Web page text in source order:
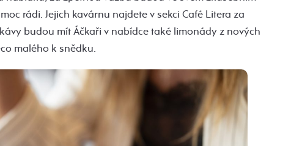
moc rádi. Jejich kavárnu najdete v sekci Café Litera za
budou mít Áčkaři v nabídce také limonády z nových
malého k snědku.